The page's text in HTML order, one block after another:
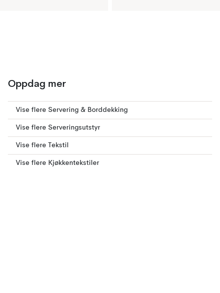
Oppdag mer
Vise flere Servering & Borddekking
Vise flere Serveringsutstyr
Vise flere Tekstil
Vise flere Kjøkkentekstiler